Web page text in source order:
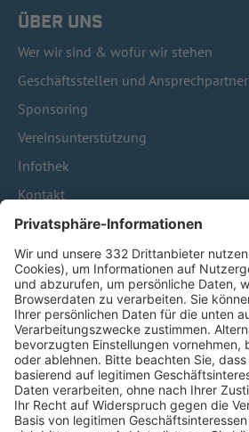
ÜBER UNS
Wer wir sind & wofür wir stehen
Geschäftsstellen und Ansprechpartner
Sponsoring
Vereinsunterstützung
Infothek
Kontakt
HÄUFIG BESUCHTE SEITEN
Pässe und Vereinswechsel
Trainerausbildung
Schulungsangebot Vereinsmitarbeiter
BFV-Geschäftsstellen
Trainerbörse
Login SpielPlus